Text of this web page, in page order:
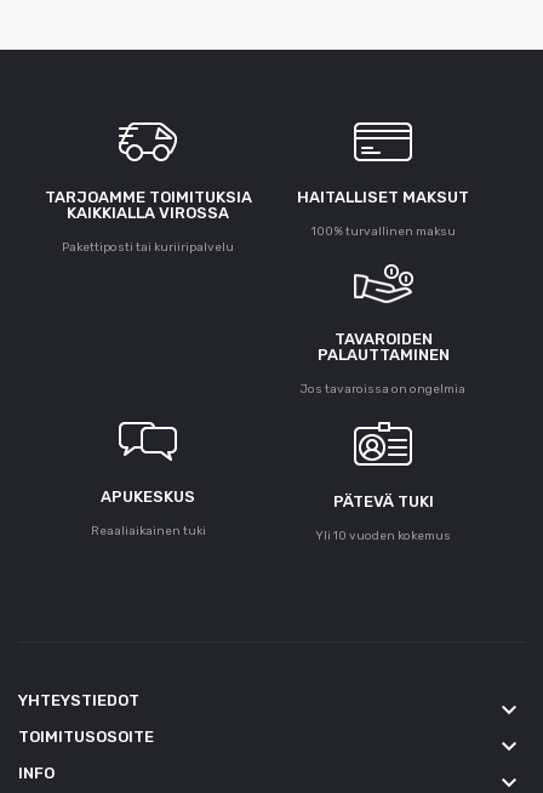
TARJOAMME TOIMITUKSIA
KAIKKIALLA VIROSSA
Pakettiposti tai kuriiripalvelu
HAITALLISET MAKSUT
100% turvallinen maksu
TAVAROIDEN
PALAUTTAMINEN
Jos tavaroissa on ongelmia
APUKESKUS
Reaaliaikainen tuki
PÄTEVÄ TUKI
Yli 10 vuoden kokemus
YHTEYSTIEDOT keyboard_arrow_down
TOIMITUSOSOITE keyboard_arrow_down
INFO keyboard_arrow_down